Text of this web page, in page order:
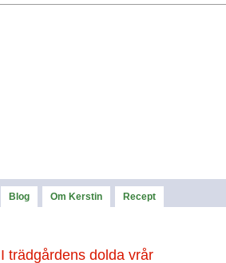
Blog Om Kerstin Recept
I trädgårdens dolda vrår